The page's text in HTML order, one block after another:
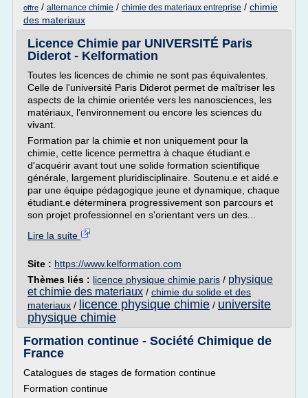
offre / alternance chimie / chimie des materiaux entreprise / chimie
des materiaux
Licence Chimie par UNIVERSITÉ Paris
Diderot - Kelformation
Toutes les licences de chimie ne sont pas équivalentes.
Celle de l'université Paris Diderot permet de maîtriser les
aspects de la chimie orientée vers les nanosciences, les
matériaux, l'environnement ou encore les sciences du
vivant.
Formation par la chimie et non uniquement pour la
chimie, cette licence permettra à chaque étudiant.e
d'acquérir avant tout une solide formation scientifique
générale, largement pluridisciplinaire. Soutenu.e et aidé.e
par une équipe pédagogique jeune et dynamique, chaque
étudiant.e déterminera progressivement son parcours et
son projet professionnel en s'orientant vers un des...
Lire la suite
Site : https://www.kelformation.com
Thèmes liés : licence physique chimie paris / physique
et chimie des materiaux / chimie du solide et des
materiaux / licence physique chimie / universite
physique chimie
Formation continue - Société Chimique de
France
Catalogues de stages de formation continue
Formation continue